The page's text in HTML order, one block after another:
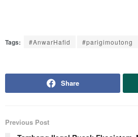
Tags: #AnwarHafid #parigimoutong
Share
Previous Post